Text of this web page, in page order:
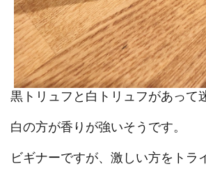
黒トリュフと白トリュフがあって
白の方が香りが強いそうです。
ビギナーですが、激しい方をトラ